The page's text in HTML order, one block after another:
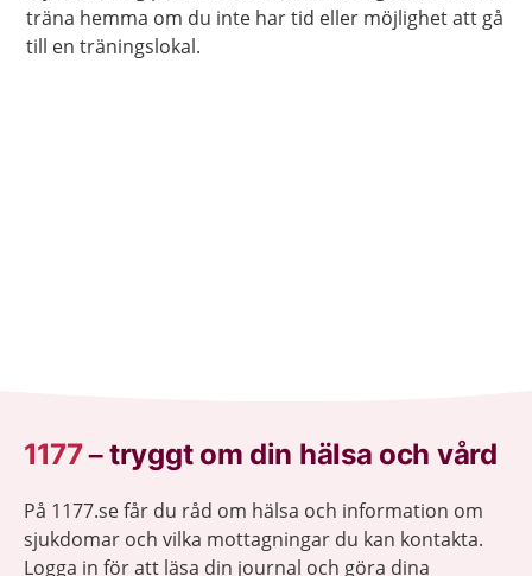
träna hemma om du inte har tid eller möjlighet att gå
till en träningslokal.
1177–tryggt om din hälsa och vård
På 1177.se får du råd om hälsa och information om
sjukdomar och vilka mottagningar du kan kontakta.
Logga in för att läsa din journal och göra dina